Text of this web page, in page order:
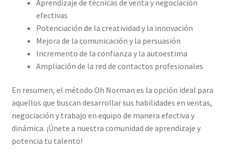
Aprendizaje de técnicas de venta y negociación
efectivas
Potenciación de la creatividad y la innovación
Mejora de la comunicación y la persuasión
Incremento de la confianza y la autoestima
Ampliación de la red de contactos profesionales
En resumen, el método Oh Norman es la opción ideal para
aquellos que buscan desarrollar sus habilidades en ventas,
negociación y trabajo en equipo de manera efectiva y
dinámica. ¡Únete a nuestra comunidad de aprendizaje y
potencia tu talento!